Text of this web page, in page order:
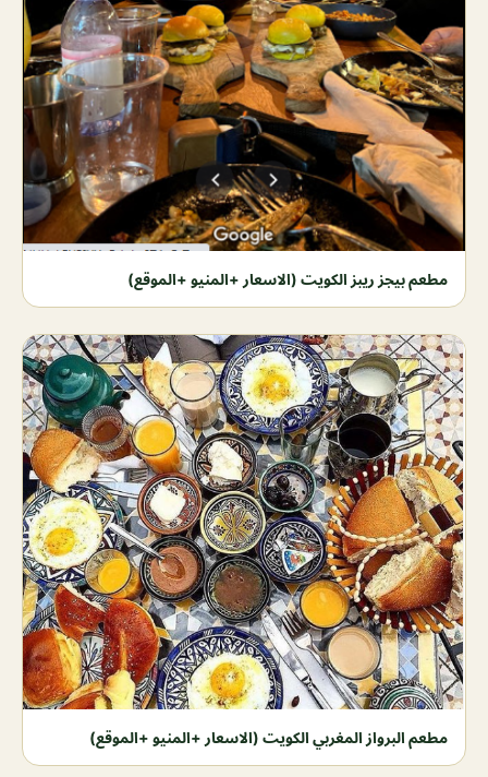
مطعم بيجز ريبز الكويت (الاسعار +المنيو +الموقع)
مطعم البرواز المغربي الكويت (الاسعار +المنيو +الموقع)